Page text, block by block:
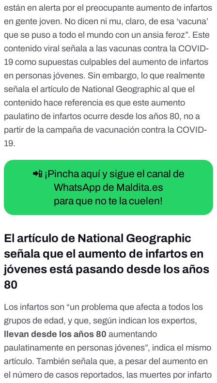
están en alerta por el preocupante aumento de infartos
en gente joven. No dicen ni mu, claro, de esa ‘vacuna’
que se puso a todo el mundo con un ansia feroz”. Este
contenido viral señala a las vacunas contra la COVID-
19 como supuestas culpables del aumento de infartos
en personas jóvenes. Sin embargo, lo que realmente
señala el artículo de National Geographic al que el
contenido hace referencia es que este aumento
paulatino de infartos ocurre desde los años 80, no a
partir de la campaña de vacunación contra la COVID-
19.
📲 ¡Pincha aquí y sigue el canal de
WhatsApp de Maldita.es
para que no te la cuelen!
El artículo de National Geographic
señala que el aumento de infartos en
jóvenes está pasando desde los años
80
Los infartos son “un problema que afecta a todos los
grupos de edad, y que, según indican los expertos,
llevan desde los años 80 aumentando
paulatinamente en personas jóvenes”, indica el mismo
artículo. También señala que, a pesar del aumento en
el número de casos reportados, las muertes por infarto